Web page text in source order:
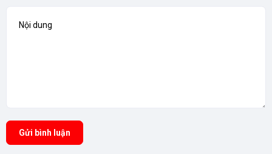
Gửi bình luận